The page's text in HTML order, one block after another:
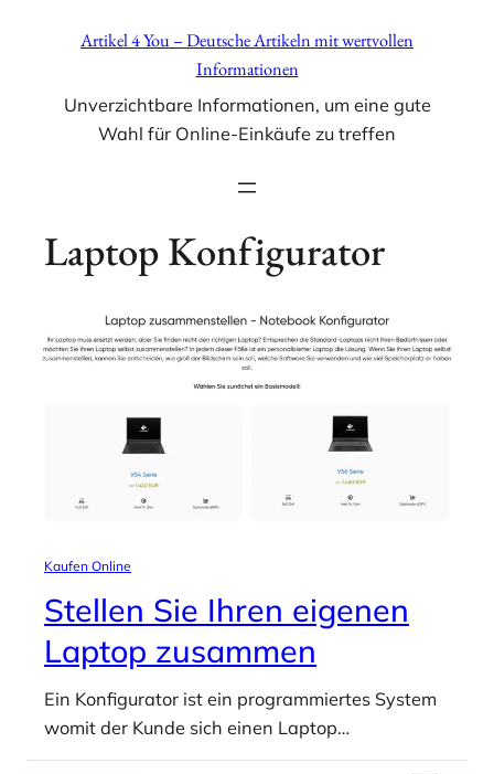
Artikel 4 You – Deutsche Artikeln mit wertvollen
Informationen
Unverzichtbare Informationen, um eine gute
Wahl für Online-Einkäufe zu treffen
Laptop Konfigurator
Kaufen Online
Stellen Sie Ihren eigenen
Laptop zusammen
Ein Konfigurator ist ein programmiertes System
womit der Kunde sich einen Laptop…